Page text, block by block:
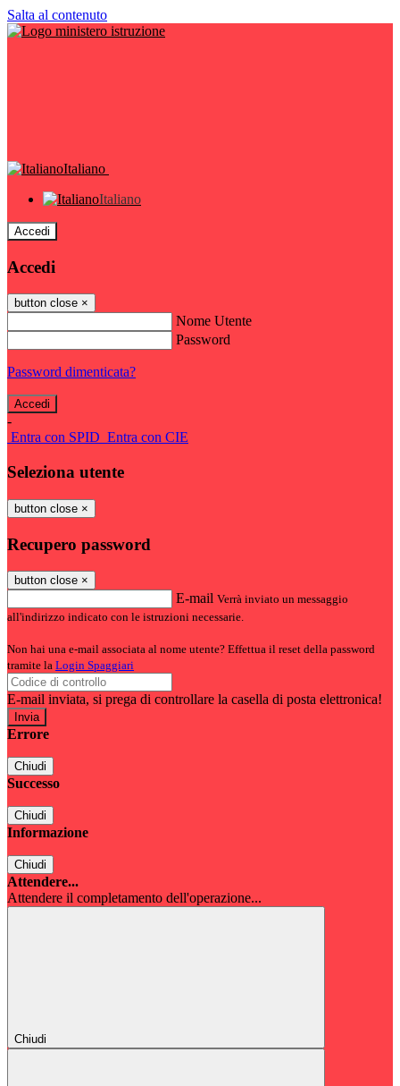
Salta al contenuto
Italiano
Italiano
Accedi
Accedi
button close ×
Nome Utente
Password
Password dimenticata?
-
Entra con SPID Entra con CIE
Seleziona utente
button close ×
Recupero password
button close ×
E-mail Verrà inviato un messaggio
all'indirizzo indicato con le istruzioni necessarie.
Non hai una e-mail associata al nome utente? Effettua il reset della password
tramite la Login Spaggiari
E-mail inviata, si prega di controllare la casella di posta elettronica!
Errore
Chiudi
Successo
Chiudi
Informazione
Chiudi
Attendere...
Attendere il completamento dell'operazione...
Chiudi